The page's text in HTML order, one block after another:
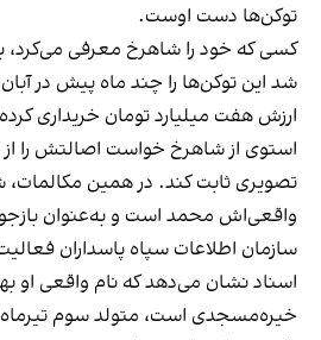
توکن‌ها دست اوست.
کسی که خود را شاهرخ معرفی می‌کرد،
ارزش هفت میلیارد تومان خریداری
استوی از شاهرخ خواست اصالتش را
تصویری ثابت کند. در همین مکالمات،
واقعی‌اش محمد است و به‌عنوان
سازمان اطلاعات سپاه پاسداران
اسناد نشان می‌دهد که نام واقعی او